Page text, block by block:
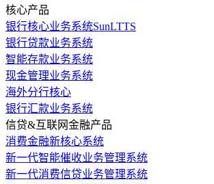
核心产品
银行核心业务系统SunLTTS
银行贷款业务系统
智能存款业务系统
现金管理业务系统
海外分行核心
银行汇款业务系统
信贷&互联网金融产品
消费金融新核心系统
新一代智能催收业务管理系统
新一代消费信贷业务管理系统